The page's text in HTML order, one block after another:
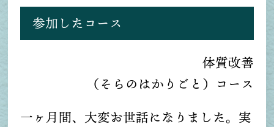
ろん様々な体に良いことがあるのだと思
いました。私は、「自分の体を好きにな
れる」というすばらしい体験ができるの
ではないかと思いました。何よりも道場
長をはじめ、スタッフの皆様、参加して
いたメンバーの皆さんが、とても生き生
参加したコース
体質改善
（そらのはかりごと）コース
一ヶ月間、大変お世話になりました。実